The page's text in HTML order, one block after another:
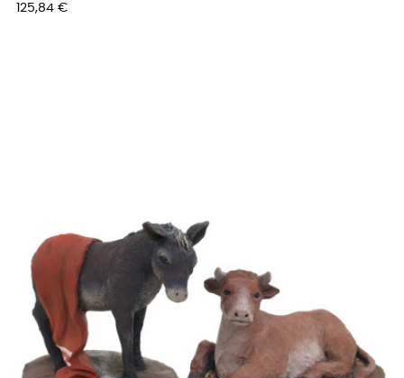
Precio
125,84 €